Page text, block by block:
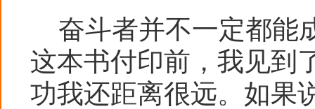
奋斗者并不一定都能
这本书付印前，我见到
功我还距离很远。如果